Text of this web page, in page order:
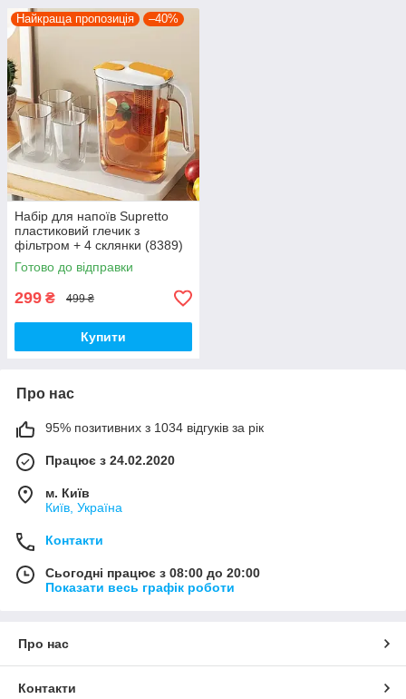
Найкраща пропозиція –40%
Набір для напоїв Supretto
пластиковий глечик з
фільтром + 4 склянки (8389)
Готово до відправки
299 ₴ 499 ₴
Купити
Про нас
95% позитивних з 1034 відгуків за рік
Працює з 24.02.2020
м. Київ
Київ, Україна
Контакти
Сьогодні працює з 08:00 до 20:00
Показати весь графік роботи
Про нас
Контакти